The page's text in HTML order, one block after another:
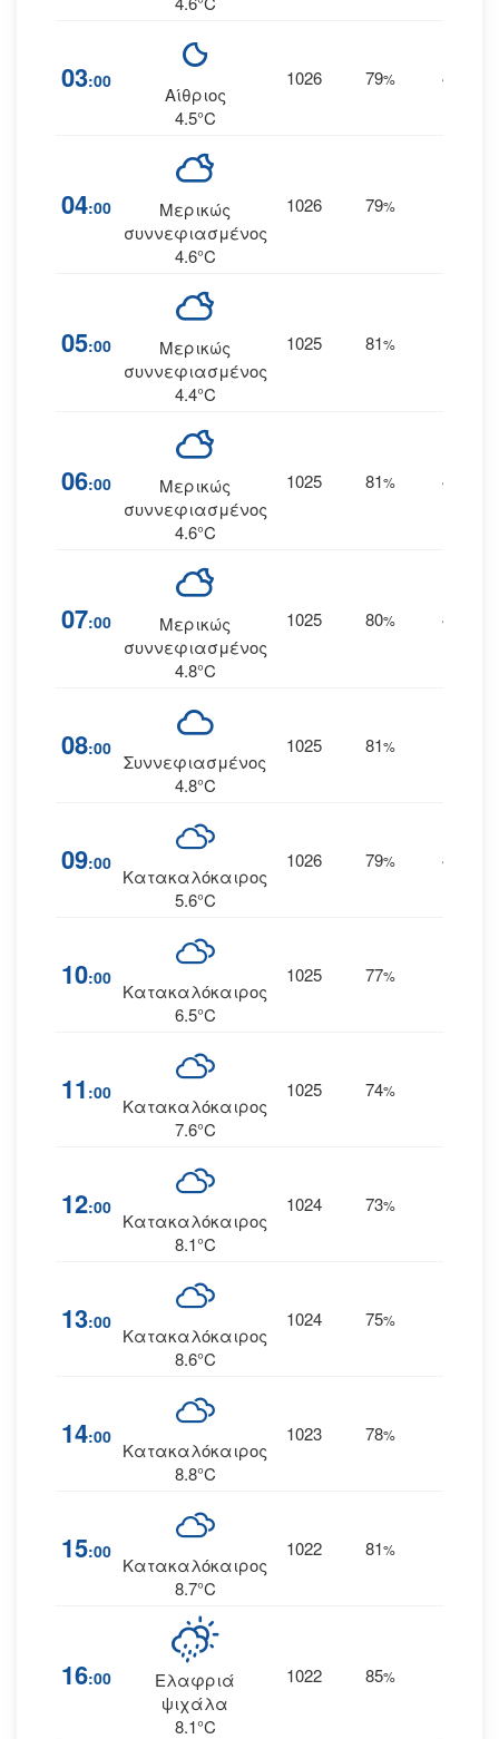
03:00
Αίθριος
4.5°C
1026 79% 4
04:00
Μερικώς
συννεφιασμένος
4.6°C
1026 79%
05:00
Μερικώς
συννεφιασμένος
4.4°C
1025 81%
06:00
Μερικώς
συννεφιασμένος
4.6°C
1025 81% 4
07:00
Μερικώς
συννεφιασμένος
4.8°C
1025 80% 4
08:00
Συννεφιασμένος
4.8°C
1025 81%
09:00
Κατακαλόκαιρος
5.6°C
1026 79% 4
10:00
Κατακαλόκαιρος
6.5°C
1025 77%
11 :00
Κατακαλόκαιρος
7.6°C
1025 74%
12:00
Κατακαλόκαιρος
8.1°C
1024 73%
13:00
Κατακαλόκαιρος
8.6°C
1024 75%
14:00
Κατακαλόκαιρος
8.8°C
1023 78%
15:00
Κατακαλόκαιρος
8.7°C
1022 81%
16:00
Ελαφριά
ψιχάλα
8.1°C
1022 85%